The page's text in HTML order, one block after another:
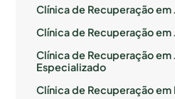
Clínica de Recuperação em
Clínica de Recuperação em
Clínica de Recuperação em
Especializado
Clínica de Recuperação em